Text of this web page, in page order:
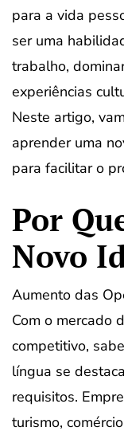
para a vida
ser uma
trabalho,
experiências
Neste artigo,
aprender uma
para facilitar o
Por
Novo
Aumento das
Com o mercado
competitivo,
língua se
requisitos.
turismo,